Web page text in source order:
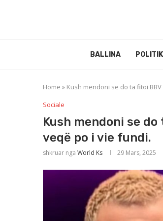
BALLINA
Home » Kush mendoni se do ta fitoi
Sociale
Kush mendoni se
veqë po i vie fundi.
shkruar nga World Ks 29 Mars, 2025